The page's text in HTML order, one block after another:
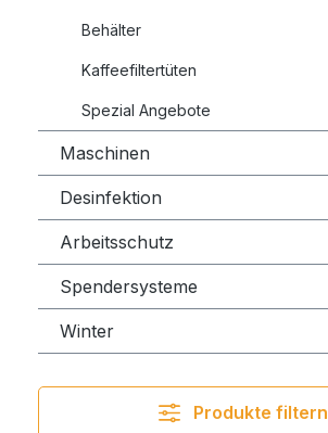
Behälter
Kaffeefiltertüten
Spezial Angebote
Maschinen
Desinfektion
Arbeitsschutz
Spendersysteme
Winter
Produkte filtern